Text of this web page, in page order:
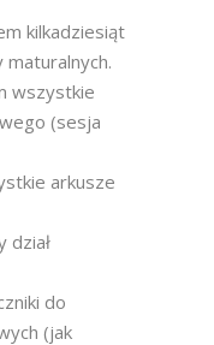
kilkadziesiąt
maturalnych.
wszystkie
(sesja
arkusze
dział
do
(jak